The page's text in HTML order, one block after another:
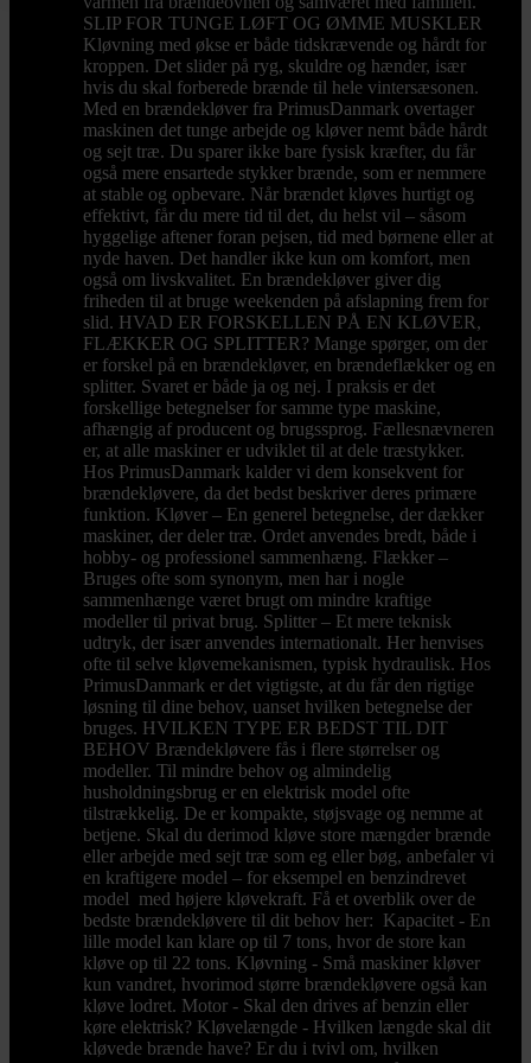
SLIP FOR TUNGE LØFT OG ØMME MUSKLER
Kløvning med økse er både tidskrævende og hårdt for
kroppen. Det slider på ryg, skuldre og hænder, især
hvis du skal forberede brænde til hele vintersæsonen.
Med en brændekløver fra PrimusDanmark overtager
maskinen det tunge arbejde og kløver nemt både hårdt
og sejt træ. Du sparer ikke bare fysisk kræfter, du får
også mere ensartede stykker brænde, som er nemmere
at stable og opbevare. Når brændet kløves hurtigt og
effektivt, får du mere tid til det, du helst vil – såsom
hyggelige aftener foran pejsen, tid med børnene eller at
nyde haven. Det handler ikke kun om komfort, men
også om livskvalitet. En brændekløver giver dig
friheden til at bruge weekenden på afslapning frem for
slid. HVAD ER FORSKELLEN PÅ EN KLØVER,
FLÆKKER OG SPLITTER? Mange spørger, om der
er forskel på en brændekløver, en brændeflækker og en
splitter. Svaret er både ja og nej. I praksis er det
forskellige betegnelser for samme type maskine,
afhængig af producent og brugssprog. Fællesnævneren
er, at alle maskiner er udviklet til at dele træstykker.
Hos PrimusDanmark kalder vi dem konsekvent for
brændekløvere, da det bedst beskriver deres primære
funktion. Kløver – En generel betegnelse, der dækker
maskiner, der deler træ. Ordet anvendes bredt, både i
hobby- og professionel sammenhæng. Flækker –
Bruges ofte som synonym, men har i nogle
sammenhænge været brugt om mindre kraftige
modeller til privat brug. Splitter – Et mere teknisk
udtryk, der især anvendes internationalt. Her henvises
ofte til selve kløvemekanismen, typisk hydraulisk. Hos
PrimusDanmark er det vigtigste, at du får den rigtige
løsning til dine behov, uanset hvilken betegnelse der
bruges. HVILKEN TYPE ER BEDST TIL DIT
BEHOV Brændekløvere fås i flere størrelser og
modeller. Til mindre behov og almindelig
husholdningsbrug er en elektrisk model ofte
tilstrækkelig. De er kompakte, støjsvage og nemme at
betjene. Skal du derimod kløve store mængder brænde
eller arbejde med sejt træ som eg eller bøg, anbefaler vi
en kraftigere model – for eksempel en benzindrevet
model med højere kløvekraft. Få et overblik over de
bedste brændekløvere til dit behov her: Kapacitet - En
lille model kan klare op til 7 tons, hvor de store kan
kløve op til 22 tons. Kløvning - Små maskiner kløver
kun vandret, hvorimod større brændekløvere også kan
kløve lodret. Motor - Skal den drives af benzin eller
køre elektrisk? Kløvelængde - Hvilken længde skal dit
kløvede brænde have? Er du i tvivl om, hvilken